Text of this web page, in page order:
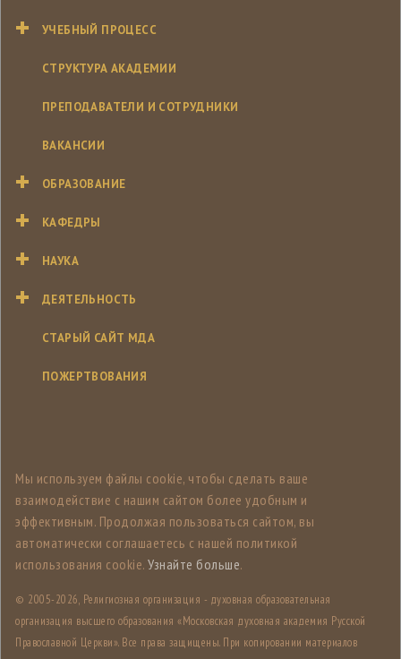
УЧЕБНЫЙ ПРОЦЕСС
СТРУКТУРА АКАДЕМИИ
ПРЕПОДАВАТЕЛИ И СОТРУДНИКИ
ВАКАНСИИ
ОБРАЗОВАНИЕ
КАФЕДРЫ
НАУКА
ДЕЯТЕЛЬНОСТЬ
СТАРЫЙ САЙТ МДА
ПОЖЕРТВОВАНИЯ
Мы используем файлы cookie, чтобы сделать ваше
взаимодействие с нашим сайтом более удобным и
эффективным. Продолжая пользоваться сайтом, вы
автоматически соглашаетесь с нашей политикой
использования cookie. Узнайте больше.
© 2005-2026, Религиозная организация - духовная образовательная
организация высшего образования «Московская духовная академия Русской
Православной Церкви». Все права защищены. При копировании материалов